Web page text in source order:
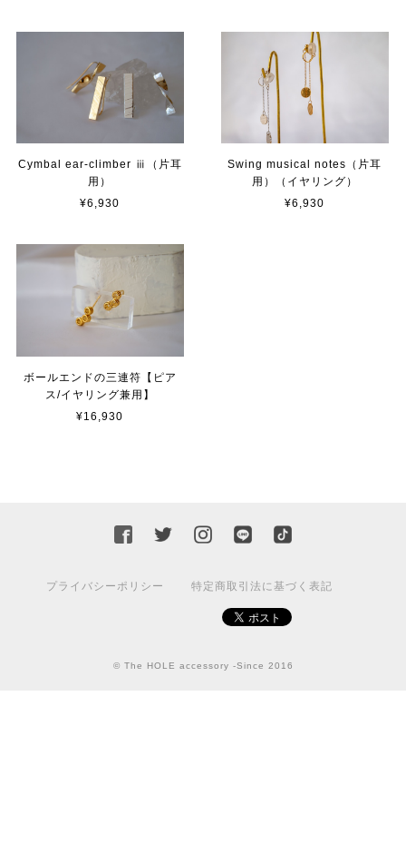
Cymbal ear-climber ⅲ（片耳
用）
¥6,930
Swing musical notes（片耳
用）（イヤリング）
¥6,930
ボールエンドの三連符【ピア
ス/イヤリング兼用】
¥16,930
プライバシーポリシー 特定商取引法に基づく表記
© The HOLE accessory -Since 2016